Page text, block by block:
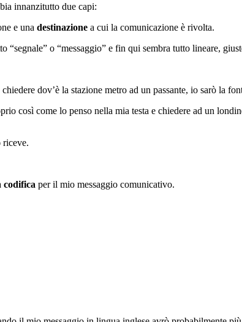
innanzitutto due capi:
e una destinazione a cui la comunicazione è rivolta.
“segnale” o “messaggio” e fin qui sembra tutto lineare,
dov’è la stazione metro ad un passante, io sarò la
così come lo penso nella mia testa e chiedere ad un
riceve.
codifica per il mio messaggio comunicativo.